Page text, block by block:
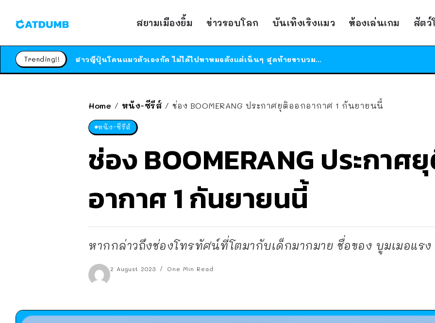
สยามเมืองยิ้ม ข่าวรอบโลก บันเทิงเริงแมว ห้องเล่นเกม สัตว์
Trending!!
ร้านอาหารในนิวยอร์กประกาศปิดตัวลง หลังอยู่มานานกว่า 45 ปี ติดป้ายขอบคุณลูกค้าทุกคน แถมสูตรทำไวท์ซอสให้แบบจัดเต็ม
ได้เวลาเด็กหนวดรวมตัว RF Online Next เปิดให้เล่นแล้ว เกม Sci-Fi MMORPG ระดับตำนาน เล่นได้ทั้งมือถือและ PC
Home / หนัง-ซีรีส์ / ช่อง BOOMERANG ประกาศยุติออกอากาศ 1 กันยายนนี้
หนัง-ซีรีส์
ช่อง BOOMERANG ประกาศ
อากาศ 1 กันยายนนี้
หากกล่าวถึงช่องโทรทัศน์ที่โตมากับเด็กมากมาย ชื่อของ บูมเมอแรง
2 August 2023 One Min Read